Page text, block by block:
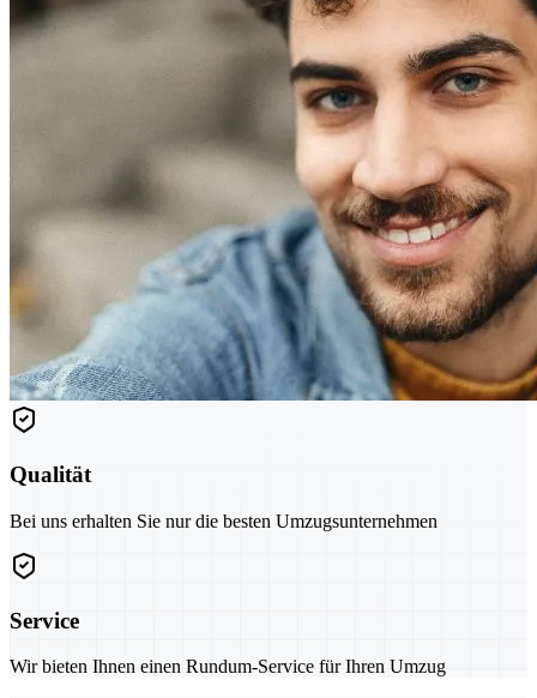
Qualität
Bei uns erhalten Sie nur die besten Umzugsunternehmen
Service
Wir bieten Ihnen einen Rundum-Service für Ihren Umzug